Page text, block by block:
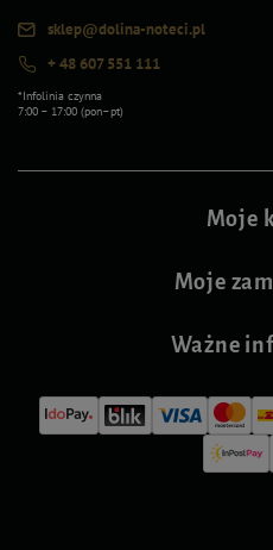
sklep@dolina-noteci.pl
+ 48 607 551 111
*Infolinia czynna
7:00 – 17:00 (pon–pt)
Moje
Moje
Ważne